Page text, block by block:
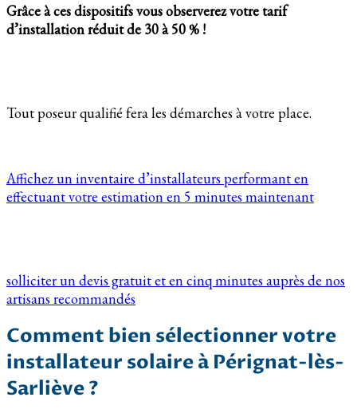
Grâce à ces dispositifs vous observerez votre tarif
d’installation réduit de 30 à 50 % !
Tout poseur qualifié fera les démarches à votre place.
Affichez un inventaire d’installateurs performant en
effectuant votre estimation en 5 minutes maintenant
solliciter un devis gratuit et en cinq minutes auprès de nos
artisans recommandés
Comment bien sélectionner votre
installateur solaire à Pérignat-lès-
Sarliève ?